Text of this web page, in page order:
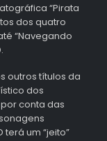
“Pirata
dos quatro
“Navegando
outros títulos da
dos
conta das
um “jeito”